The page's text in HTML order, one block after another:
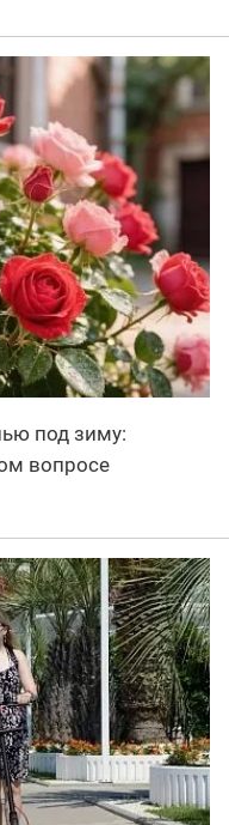
под зиму:
вопросе